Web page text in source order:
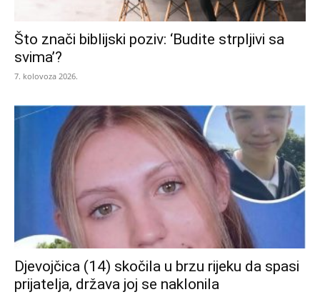
Što znači biblijski poziv: ‘Budite strpljivi sa
svima’?
7. kolovoza 2026.
Djevojčica (14) skočila u brzu rijeku da spasi
prijatelja, država joj se naklonila